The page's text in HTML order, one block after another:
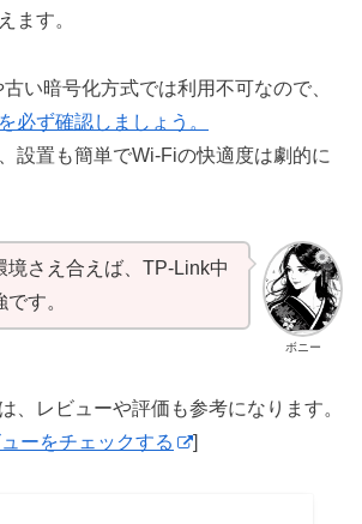
ます。
い暗号化方式では利用不可なので、
必ず確認しましょう。
設置も簡単でWi-Fiの快適度は劇的に
ボニー
境さえ合えば、TP-Link中
す。
、レビューや評価も参考になります。
ーをチェックする ]